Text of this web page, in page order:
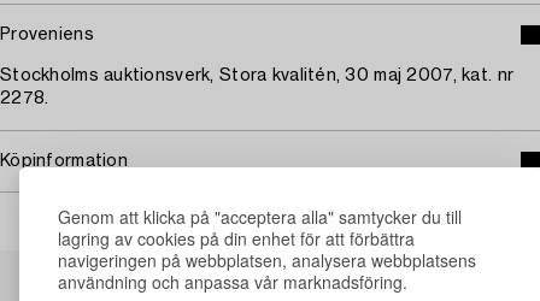
Genom att klicka på "acceptera alla" samtycker du till
lagring av cookies på din enhet för att förbättra
navigeringen på webbplatsen, analysera webbplatsens
användning och anpassa vår marknadsföring.
Proveniens
Stockholms auktionsverk, Stora kvalitén, 30 maj 2007, kat. nr
2278.
Köpinformation
Andra har även tittat på